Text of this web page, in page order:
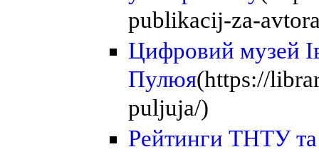
publikacij-za-
Цифровий музей
Пулюя(https://
puljuja/)
Рейтинги ТНТУ та